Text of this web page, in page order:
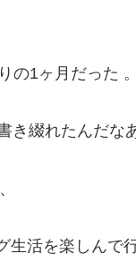
の1ヶ月だった 。
き綴れたんだな
活を楽しんで